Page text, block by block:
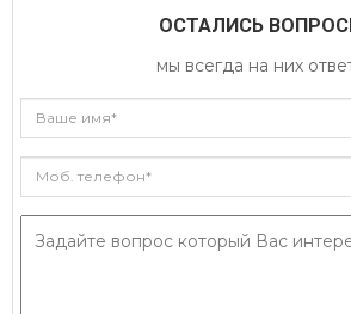
ОСТАЛИСЬ
мы всегда на них